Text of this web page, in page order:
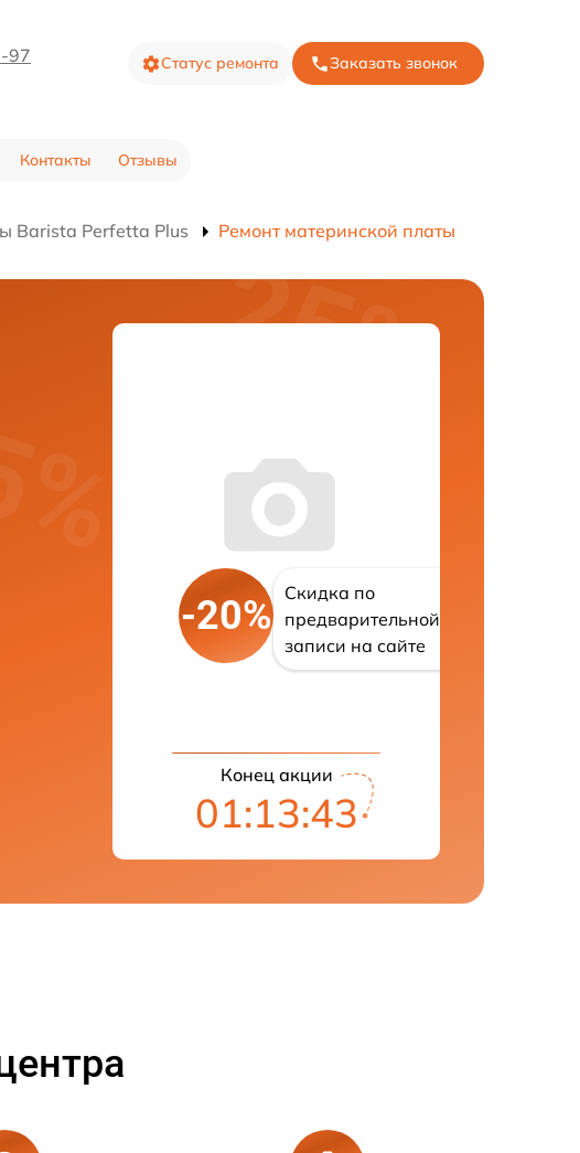
97 Статус ремонта Заказать звонок
Контакты Отзывы
Barista Perfetta Plus Ремонт материнской платы
-20%
Скидка по
предварительной
записи на сайте
Конец акции
01:13:42